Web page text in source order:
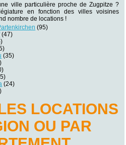
ville particulière proche de Zugpitze ?
en fonction des villes voisines
nombre de locations !
(95)
(47)
(35)
(24)
LOCATIONS
OU PAR